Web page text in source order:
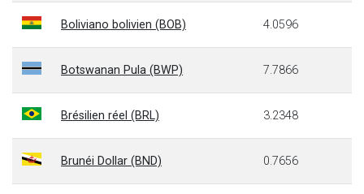
Boliviano bolivien (BOB) 4.0596
Botswanan Pula (BWP) 7.7866
Brésilien réel (BRL) 3.2348
Brunéi Dollar (BND) 0.7656